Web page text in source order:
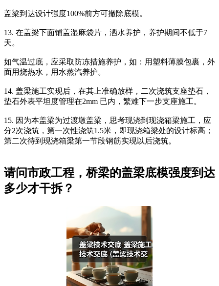
盖梁到达设计强度100%前方可撤除底模。
13. 在盖梁下面铺盖湿麻袋片，洒水养护，养护期间不低于7
天。
如气温过底，应采取防冻措施养护，如：用塑料薄膜包裹，外
面用烧热水，用水蒸汽养护。
14. 盖梁施工实现后，在其上准确放样，二次浇筑支座垫石，
垫石外表平坦度管理在2mm 已内，繁难下一步支座施工。
15. 因为本盖梁为过渡墩盖梁，思考现浇到现浇箱梁施工，应
分2次浇筑，第一次性浇筑1.5米，即现浇箱梁处的设计标高；
第二次待到现浇箱梁第一节段钢筋实现以后浇筑。
请问市政工程，桥梁的盖梁底模强度到达
多少才干拆？